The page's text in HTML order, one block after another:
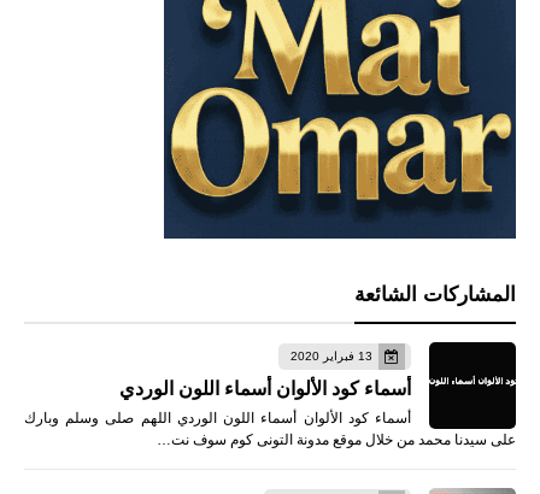
المشاركات الشائعة
13 فبراير 2020
أسماء كود الألوان أسماء اللون الوردي
أسماء كود الألوان أسماء اللون الوردي اللهم صلى وسلم وبارك
على سيدنا محمد من خلال موقع مدونة التونى كوم سوف نت…